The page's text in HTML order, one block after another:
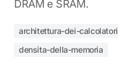
DRAM e SRAM.
architettura-dei-calcolatori
densita-della-memoria